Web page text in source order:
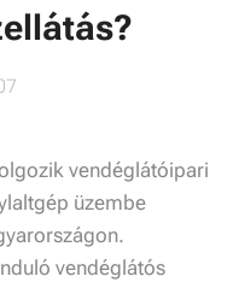
vendéglátóipari
üzembe
vendéglátós